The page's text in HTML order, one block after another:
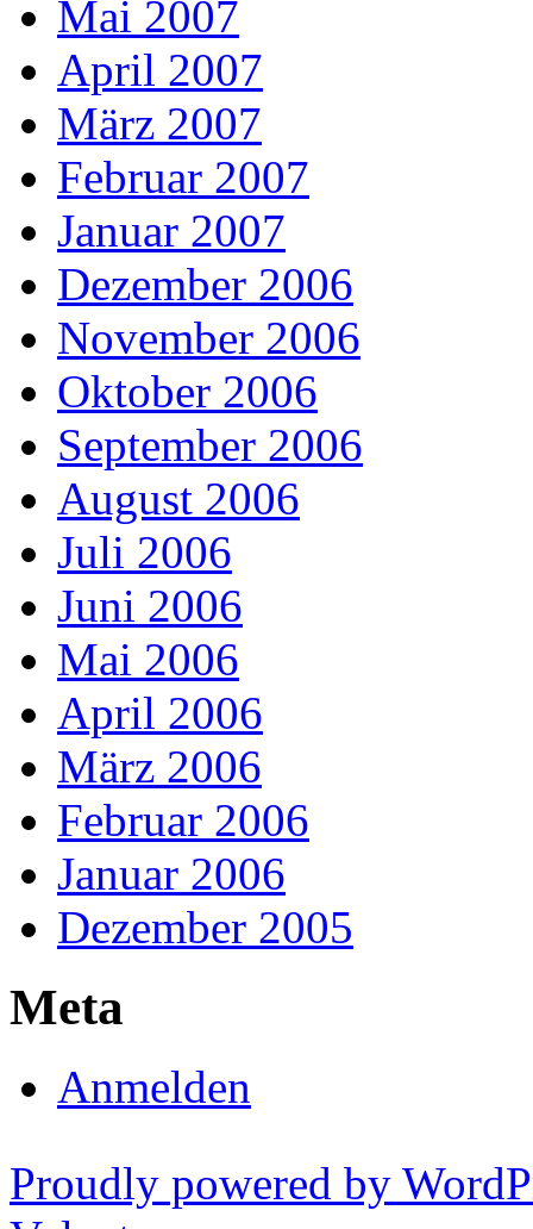
Mai 2007
April 2007
März 2007
Februar 2007
Januar 2007
Dezember 2006
November 2006
Oktober 2006
September 2006
August 2006
Juli 2006
Juni 2006
Mai 2006
April 2006
März 2006
Februar 2006
Januar 2006
Dezember 2005
Meta
Anmelden
Proudly powered by